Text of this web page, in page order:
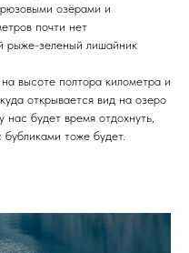
озёрами и
почти нет
рыже-зеленый лишайник
высоте полтора километра и
открывается вид на озеро
будет время отдохнуть,
тоже будет.